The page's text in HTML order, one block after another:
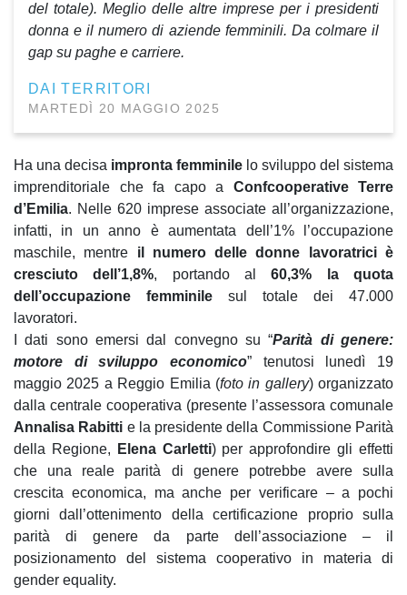
del totale). Meglio delle altre imprese per i presidenti
donna e il numero di aziende femminili. Da colmare il
gap su paghe e carriere.
DAI TERRITORI
MARTEDÌ 20 MAGGIO 2025
Ha una decisa impronta femminile lo sviluppo del sistema
imprenditoriale che fa capo a Confcooperative Terre
d’Emilia. Nelle 620 imprese associate all’organizzazione,
infatti, in un anno è aumentata dell’1% l’occupazione
maschile, mentre il numero delle donne lavoratrici è
cresciuto dell’1,8%, portando al60,3% la quota
dell’occupazione femminile sul totale dei 47.000
lavoratori.
I dati sono emersi dal convegno su “Parità di genere:
motore di sviluppo economico” tenutosi lunedì 19
maggio 2025 a Reggio Emilia (foto in gallery) organizzato
dalla centrale cooperativa (presente l’assessora comunale
Annalisa Rabitti e la presidente della Commissione Parità
della Regione,
Elena Carletti) per approfondire gli effetti
che una reale parità di genere potrebbe avere sulla
crescita economica, ma anche per verificare – a pochi
giorni dall’ottenimento della certificazione proprio sulla
parità di genere da parte dell’associazione – il
posizionamento del sistema cooperativo in materia di
gender equality.